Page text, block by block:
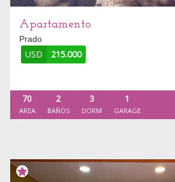
Apartamento
Prado
USD 215.000
70
AREA
2
BAÑOS
3
DORM
1
GARAGE